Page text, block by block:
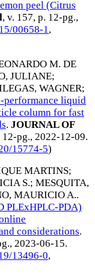
peel (Citrus
, v. 157, p. 12-pg.,
15/00658-1,
M. DE
JULIANE;
WAGNER;
performance liquid
column for fast
. JOURNAL OF
12-pg., 2022-12-09.
15774-5)
MARTINS;
S.; MESQUITA,
MAURICIO A..
PLExHPLC-PDA)
considerations.
2023-06-15.
13496-0,